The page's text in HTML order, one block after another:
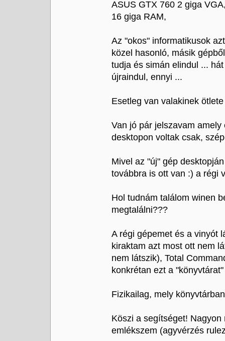
ASUS GTX 760 2 giga
16 giga RAM,
Az "okos" informatikusok
közel hasonló, másik
tudja és simán elindul ...
újraindul, ennyi ...
Esetleg van valakinek
Van jó pár jelszavam
desktopon voltak csak,
Mivel az "új" gép
továbbra is ott van :) a régi
Hol tudnám találom winen
megtalálni???
A régi gépemet és a vinyót
kiraktam azt most ott nem
nem látszik), Total
konkrétan ezt a
Fizikailag, mely
Köszi a segítséget!
emlékszem (agyvérzés